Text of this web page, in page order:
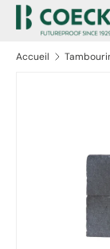
au contenu
Rechercher
Accueil